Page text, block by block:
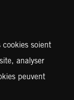
soient
analyser
peuvent